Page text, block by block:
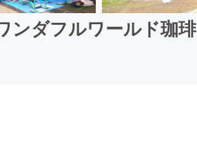
ダフルワールド珈琲